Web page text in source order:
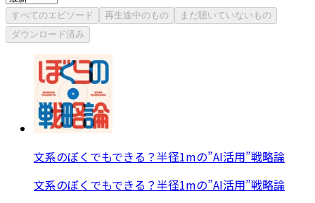
すべてのエピソード 再生途中のもの
まだ聴いていないもの
ダウンロード済み
文系のぼくでもできる？半径1mの”AI活用”戦略論
文系のぼくでもできる？半径1mの”AI活用”戦略論